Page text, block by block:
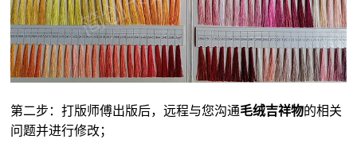
第二步：打版师傅出版后，远程与您沟通毛绒吉祥物的相关
问题并进行修改；